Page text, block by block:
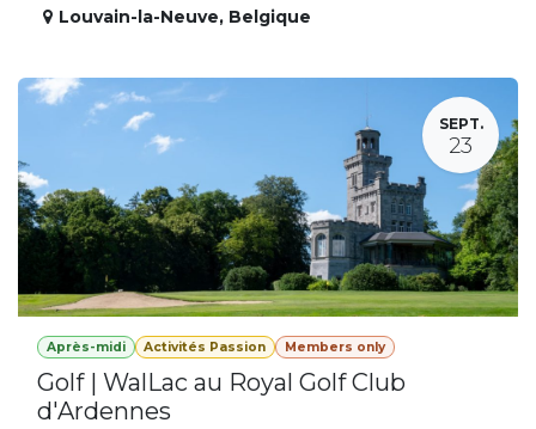
Louvain-la-Neuve, Belgique
SEPT.
23
Après-midi Activités Passion Members only
Golf | WalLac au Royal Golf Club
d'Ardennes